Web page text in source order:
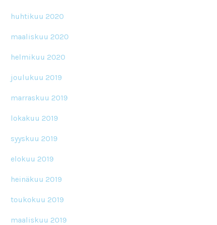
huhtikuu 2020
maaliskuu 2020
helmikuu 2020
joulukuu 2019
marraskuu 2019
lokakuu 2019
syyskuu 2019
elokuu 2019
heinäkuu 2019
toukokuu 2019
maaliskuu 2019